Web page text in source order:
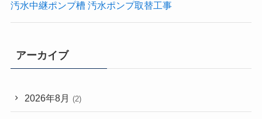
汚水中継ポンプ槽 汚水ポンプ取替工事
アーカイブ
2026年8月 (2)